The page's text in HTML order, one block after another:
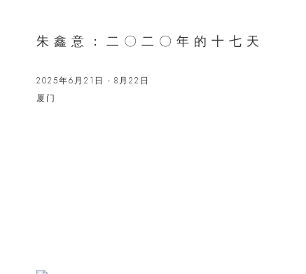
朱鑫意：二〇二〇年的十七天
2025年6月21日 - 8月22日
厦门